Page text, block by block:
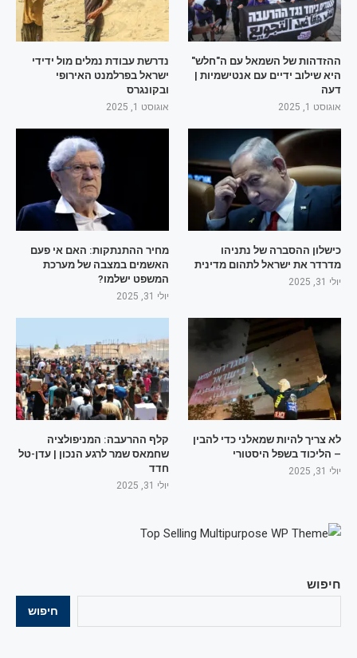
חיפוש
חיפוש
ההזדהות של השמאל עם ה"חלש"
היא שילוב ידיים עם אנטישמיות |
דעה
אוגוסט 1, 2025
נדרשת עבודת נמלים מול ידידי
ישראל בפרלמנט האירופי
ובקונגרס
אוגוסט 1, 2025
כישלון ההסברה של נתניהו
מדרדר את ישראל לתהום מדינית
יולי 31, 2025
מחיר ההתנתקות: האם אי פעם
האשמים במצבה של מערכת
המשפט ישלמו?
יולי 31, 2025
לא צריך להיות שמאלני כדי להבין
– הליכוד בשפל היסטורי
יולי 31, 2025
קלף ההרעבה: המניפולציה
שחמאס שמר לרגע הנכון | עדן-טל
חדד
יולי 31, 2025